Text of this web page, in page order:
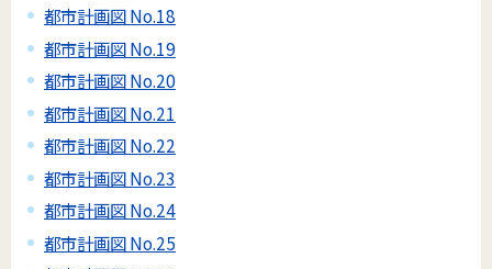
都市計画図 No.18
都市計画図 No.19
都市計画図 No.20
都市計画図 No.21
都市計画図 No.22
都市計画図 No.23
都市計画図 No.24
都市計画図 No.25